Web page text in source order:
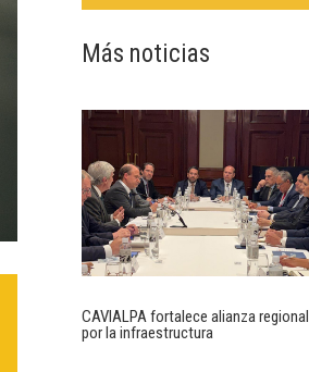
Más noticias
CAVIALPA fortalece alianza regional
por la infraestructura